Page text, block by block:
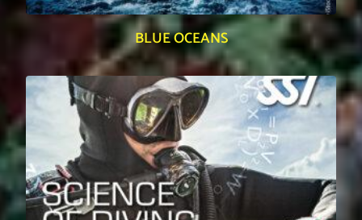
BLUE OCEANS